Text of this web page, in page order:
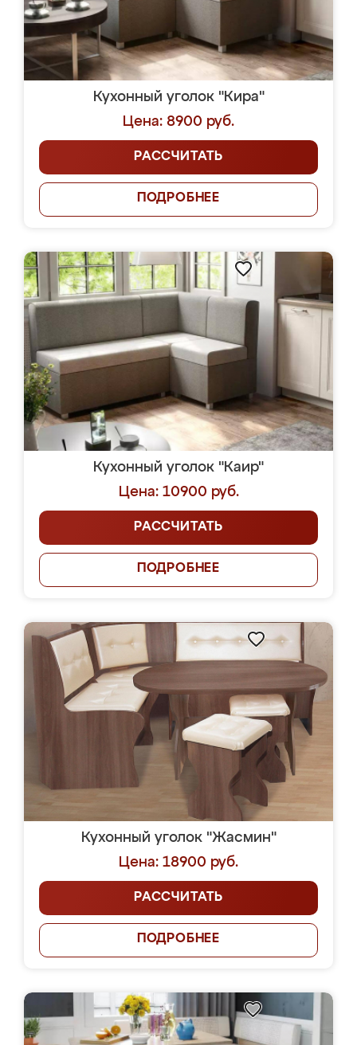
Кухонный уголок "Кира"
Цена: 8900 руб.
РАССЧИТАТЬ
ПОДРОБНЕЕ
Кухонный уголок "Каир"
Цена: 10900 руб.
РАССЧИТАТЬ
ПОДРОБНЕЕ
Кухонный уголок "Жасмин"
Цена: 18900 руб.
РАССЧИТАТЬ
ПОДРОБНЕЕ